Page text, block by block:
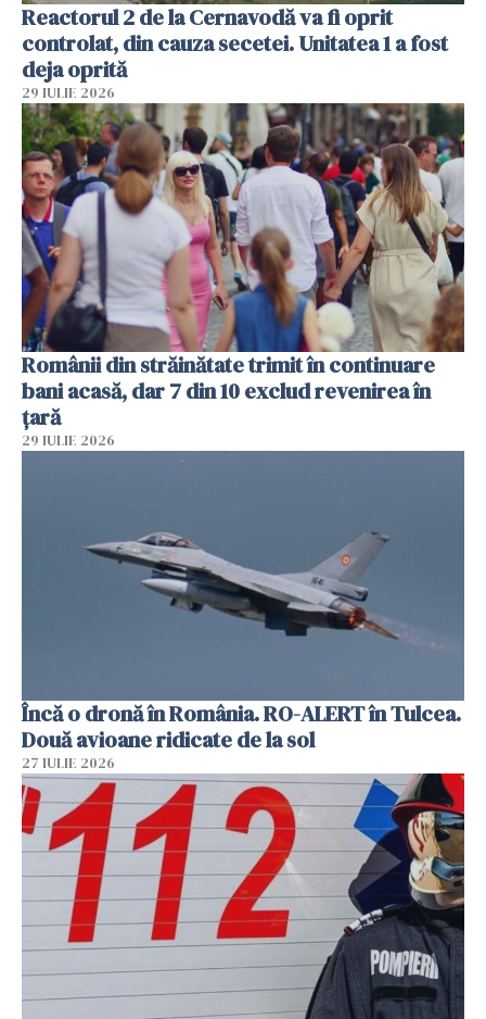
Reactorul 2 de la Cernavodă va fi oprit
controlat, din cauza secetei. Unitatea 1 a fost
deja oprită
29 IULIE 2026
Românii din străinătate trimit în continuare
bani acasă, dar 7 din 10 exclud revenirea în
țară
29 IULIE 2026
Încă o dronă în România. RO-ALERT în Tulcea.
Două avioane ridicate de la sol
27 IULIE 2026